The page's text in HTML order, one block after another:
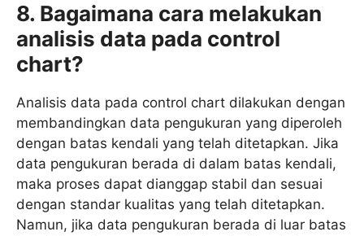
8. Bagaimana cara melakukan
analisis data pada control
chart?
Analisis data pada control chart dilakukan dengan
membandingkan data pengukuran yang diperoleh
dengan batas kendali yang telah ditetapkan. Jika
data pengukuran berada di dalam batas kendali,
maka proses dapat dianggap stabil dan sesuai
dengan standar kualitas yang telah ditetapkan.
Namun, jika data pengukuran berada di luar batas